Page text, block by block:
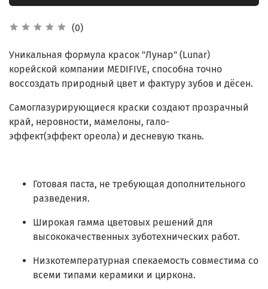
(0)
Уникальная формула красок "Лунар" (Lunar)
корейской компании MEDIFIVE, способна точно
воссоздать природный цвет и фактуру зубов и дёсен.
Самоглазурирующиеся краски создают прозрачный
край, неровности, мамелоны, гало-
эффект(эффект ореола) и десневую ткань.
Готовая паста, не требующая дополнительного
разведения.
Широкая гамма цветовых решений для
высококачественных зуботехнических работ.
Низкотемпературная спекаемость совместима со
всеми типами керамики и циркона.